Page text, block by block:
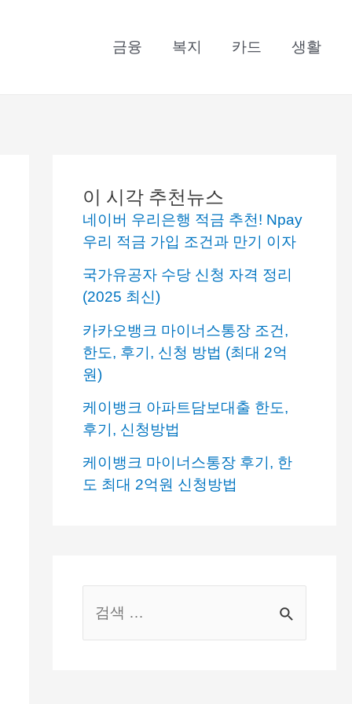
금융 복지 카드 생활
이 시각 추천뉴스
네이버 우리은행 적금 추천! Npay
우리 적금 가입 조건과 만기 이자
국가유공자 수당 신청 자격 정리
(2025 최신)
카카오뱅크 마이너스통장 조건,
한도, 후기, 신청 방법 (최대 2억
원)
케이뱅크 아파트담보대출 한도,
후기, 신청방법
케이뱅크 마이너스통장 후기, 한
도 최대 2억원 신청방법